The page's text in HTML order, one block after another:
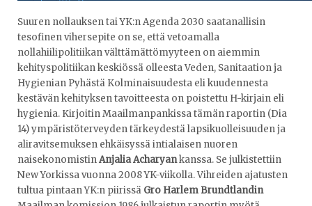
Suuren nollauksen tai YK:n Agenda 2030 saatanallisin
tesofinen vihersepite on se, että vetoamalla
nollahiilipolitiikan välttämättömyyteen on aiemmin
kehityspolitiikan keskiössä olleesta Veden, Sanitaation ja
Hygienian Pyhästä Kolminaisuudesta eli kuudennesta
kestävän kehityksen tavoitteesta on poistettu H-kirjain eli
hygienia. Kirjoitin Maailmanpankissa tämän raportin (Dia
14) ympäristöterveyden tärkeydestä lapsikuolleisuuden ja
aliravitsemuksen ehkäisyssä intialaisen nuoren
naisekonomistinAnjalia Acharyankanssa. Se julkistettiin
New Yorkissa vuonna 2008 YK-viikolla. Vihreiden ajatusten
tultua pintaan YK:n piirissä Gro Harlem Brundtlandin